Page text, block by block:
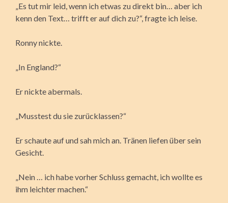
„Es tut mir leid, wenn ich etwas zu direkt bin… aber ich
kenn den Text… trifft er auf dich zu?“, fragte ich leise.
Ronny nickte.
„In England?“
Er nickte abermals.
„Musstest du sie zurücklassen?“
Er schaute auf und sah mich an. Tränen liefen über sein
Gesicht.
„Nein … ich habe vorher Schluss gemacht, ich wollte es
ihm leichter machen.“